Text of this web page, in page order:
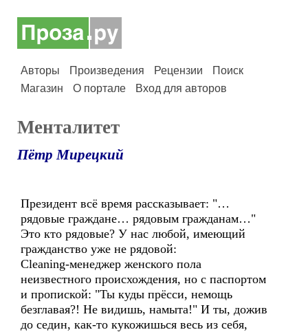
Авторы Произведения Рецензии
Поиск
Магазин
О портале Вход для авторов
Менталитет
Пётр Мирецкий
Президент всё время рассказывает: "…
рядовые граждане… рядовым гражданам…"
Это кто рядовые? У нас любой, имеющий
гражданство уже не рядовой:
Cleaning-менеджер женского пола
неизвестного происхождения, но с паспортом
и пропиской: "Ты куды прёсси, немощь
безглавая?! Не видишь, намыта!" И ты, дожив
до седин, как-то кукожишься весь из себя,